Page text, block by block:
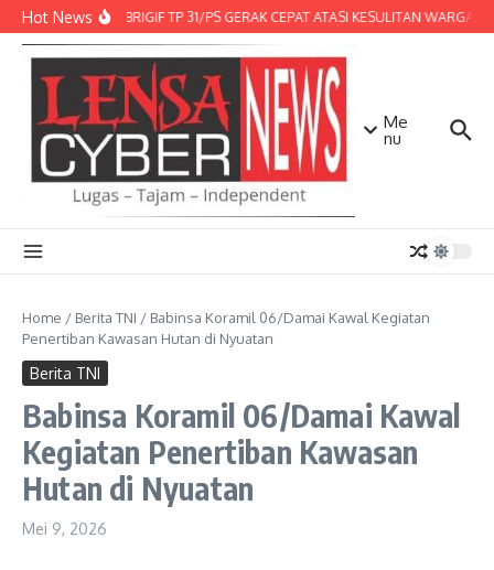
Lewati ke konten
Hot NewsDENMA BRIGIF TP 31/PS GERAK CEPAT ATASI KESULITAN WARGA,
Me
nu
Home / Berita TNI / Babinsa Koramil 06/Damai Kawal Kegiatan
Penertiban Kawasan Hutan di Nyuatan
Berita TNI
Babinsa Koramil 06/Damai Kawal
Kegiatan Penertiban Kawasan
Hutan di Nyuatan
Mei 9, 2026